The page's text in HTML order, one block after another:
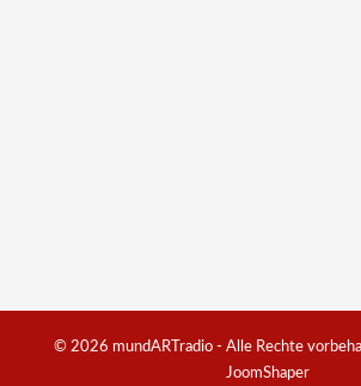
© 2026 mundARTradio - Alle Rechte
JoomShaper